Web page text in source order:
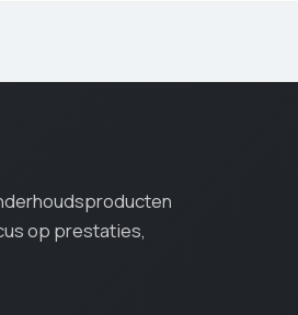
op prestaties,